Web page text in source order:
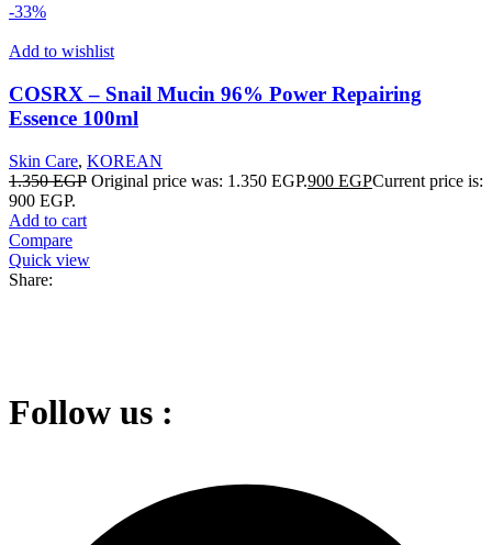
-33%
Add to wishlist
COSRX – Snail Mucin 96% Power Repairing
Essence 100ml
Skin Care, KOREAN
1.350EGP Original price was: 1.350 EGP.900 EGPCurrent price is:
900 EGP.
Add to cart
Compare
Quick view
Share:
Follow us :